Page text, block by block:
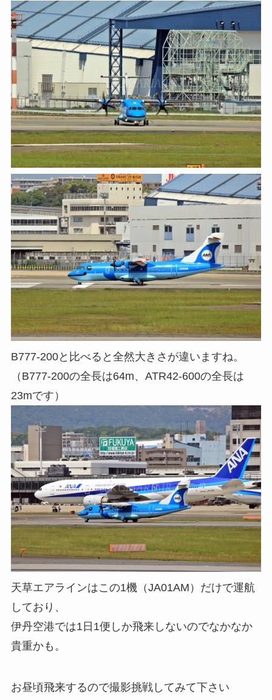
B777-200と比べると全然大きさが違いますね。
（B777-200の全長は64m、ATR42-600の全長は
23mです）
天草エアラインはこの1機（JA01AM）だけで運航
しており、
伊丹空港では1日1便しか飛来しないのでなかなか
貴重かも。
お昼頃飛来するので撮影挑戦してみて下さい